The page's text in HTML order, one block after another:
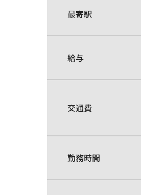
最寄駅
給与
交通費
勤務時間